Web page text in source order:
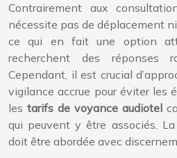
Contrairement aux
nécessite pas de déplacement
ce qui en fait une option
recherchent des réponses
Cependant, il est crucial
vigilance accrue pour éviter les
les tarifs de voyance audiotel
qui peuvent y être associés. La
doit être abordée avec